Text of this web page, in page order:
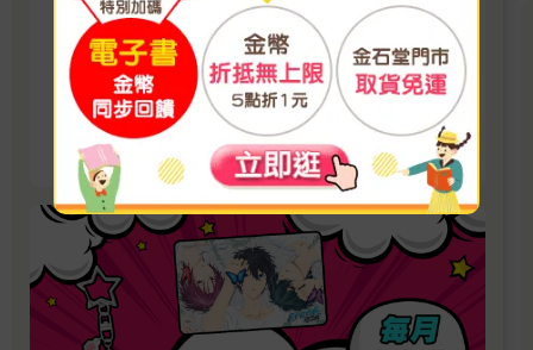
「悠遊卡✖一卡通」看這邊!!
【正版授權】排球少年、怪獸8號、防風少年、
音速小子、七龍珠超、哆啦A夢、間諜家家酒、
我的英雄學院、我推的孩子、蠟筆小新、孤獨搖
滾、美少女戰士、Free!男子游泳部、寶可夢、音
速小子、魔女守護者、迷路小瑪在萬金、小魔女
諾貝塔
看更多